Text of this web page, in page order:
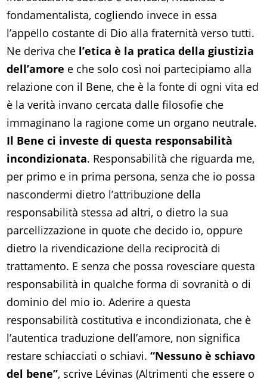
fondamentalista, cogliendo invece in essa
l’appello costante di Dio alla fraternità verso tutti.
Ne deriva che l’etica è la pratica della giustizia
dell’amore e che solo così noi partecipiamo alla
relazione con il Bene, che è la fonte di ogni vita ed
è la verità invano cercata dalle filosofie che
immaginano la ragione come un organo neutrale.
Il Bene ci investe di questa responsabilità
incondizionata. Responsabilità che riguarda me,
per primo e in prima persona, senza che io possa
nascondermi dietro l’attribuzione della
responsabilità stessa ad altri, o dietro la sua
parcellizzazione in quote che decido io, oppure
dietro la rivendicazione della reciprocità di
trattamento. E senza che possa rovesciare questa
responsabilità in qualche forma di sovranità o di
dominio del mio io. Aderire a questa
responsabilità costitutiva e incondizionata, che è
l’autentica traduzione dell’amore, non significa
restare schiacciati o schiavi.“Nessuno è schiavo
del bene”, scrive Lévinas (Altrimenti che essere o